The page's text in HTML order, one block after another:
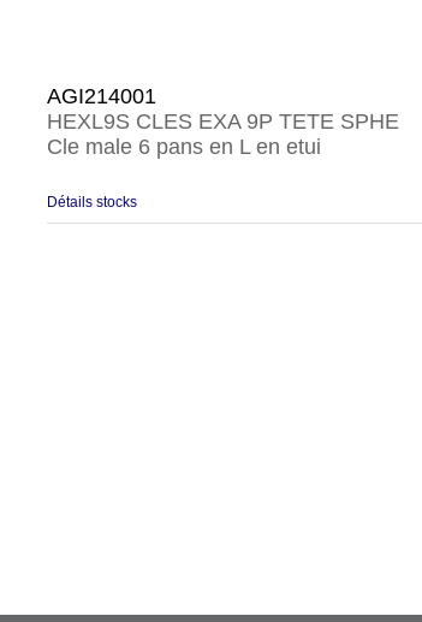
AGI214001
HEXL9S CLES EXA 9P TETE SPHE
Cle male 6 pans en L en etui
Détails stocks